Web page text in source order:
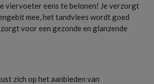
viervoeter eens te belonen! Je verzorgt
mee, het tandvlees wordt goed
voor een gezonde en glanzende
zich op het aanbieden van